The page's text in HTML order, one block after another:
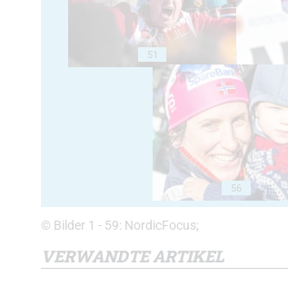
51
56
© Bilder 1 - 59: NordicFocus;
VERWANDTE ARTIKEL